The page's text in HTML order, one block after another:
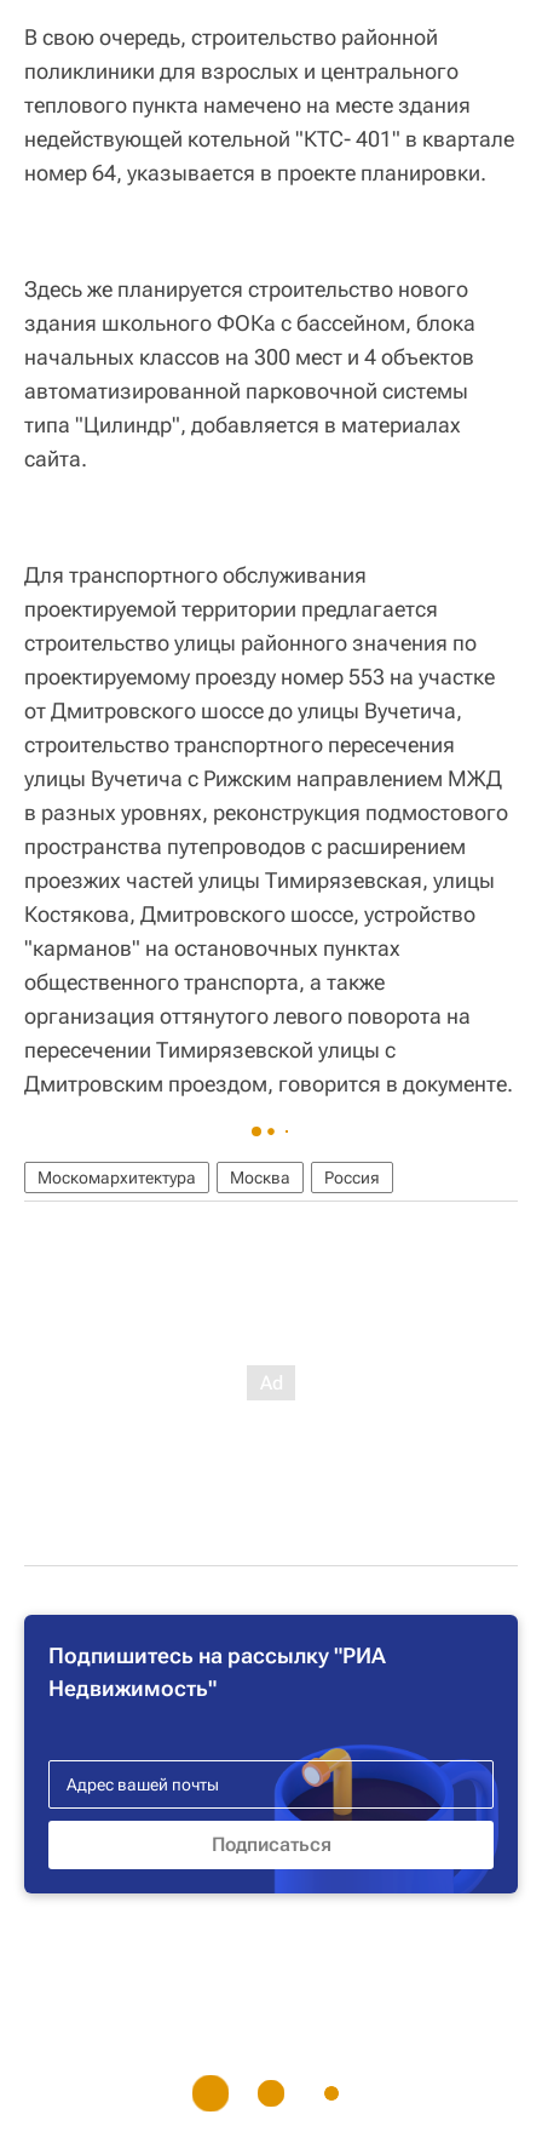
В свою очередь, строительство районной
поликлиники для взрослых и центрального
теплового пункта намечено на месте здания
недействующей котельной "КТС- 401" в квартале
номер 64, указывается в проекте планировки.
Здесь же планируется строительство нового
здания школьного ФОКа с бассейном, блока
начальных классов на 300 мест и 4 объектов
автоматизированной парковочной системы
типа "Цилиндр", добавляется в материалах
сайта.
Для транспортного обслуживания
проектируемой территории предлагается
строительство улицы районного значения по
проектируемому проезду номер 553 на участке
от Дмитровского шоссе до улицы Вучетича,
строительство транспортного пересечения
улицы Вучетича с Рижским направлением МЖД
в разных уровнях, реконструкция подмостового
пространства путепроводов с расширением
проезжих частей улицы Тимирязевская, улицы
Костякова, Дмитровского шоссе, устройство
"карманов" на остановочных пунктах
общественного транспорта, а также
организация оттянутого левого поворота на
пересечении Тимирязевской улицы с
Дмитровским проездом, говорится в документе.
Москомархитектура Москва Россия
Подпишитесь на рассылку "РИА
Недвижимость"